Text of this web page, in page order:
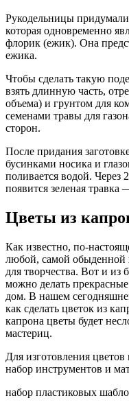
Рукодельницы
которая одновременно
флорик (ежик). Она
ежика.
Чтобы сделать такую
взять длинную часть,
объема) и грунтом для
семенами травы для
сторон.
После придания
бусинками носика и
поливается водой. Через
появится зеленая травка
Цветы из
Как известно, по-
любой, самой обыденной
для творчества. Вот и из
можно делать
дом. В нашем
как сделать цветок из
капрона цветы будет
мастериц.
Для изготовления
набор инструментов и
набор пластиковых